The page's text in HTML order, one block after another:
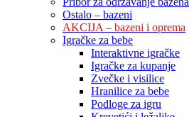
Ostalo – bazeni
AKCIJA – bazeni i oprema
Igračke za bebe
Interaktivne igračke
Igračke za kupanje
Zvečke i visilice
Hranilice za bebe
Podloge za igru